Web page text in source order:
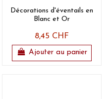
Décorations d'éventails en
Blanc et Or
8,45 CHF
Ajouter au panier